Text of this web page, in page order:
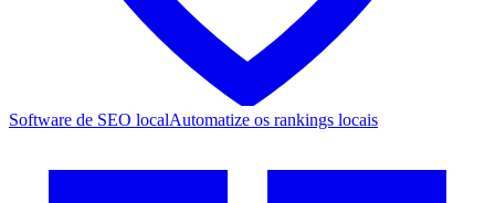
Software de SEO localAutomatize os rankings locais